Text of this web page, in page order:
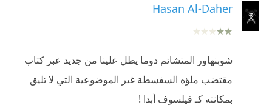
Hasan Al-Daher
شوبنهاور المتشائم دوما يطل علينا من جديد عبر كتاب
مقتضب ملؤه السفسطة غير الموضوعية التي لا تليق
بمكانته كـ فیلسوف أبدا !